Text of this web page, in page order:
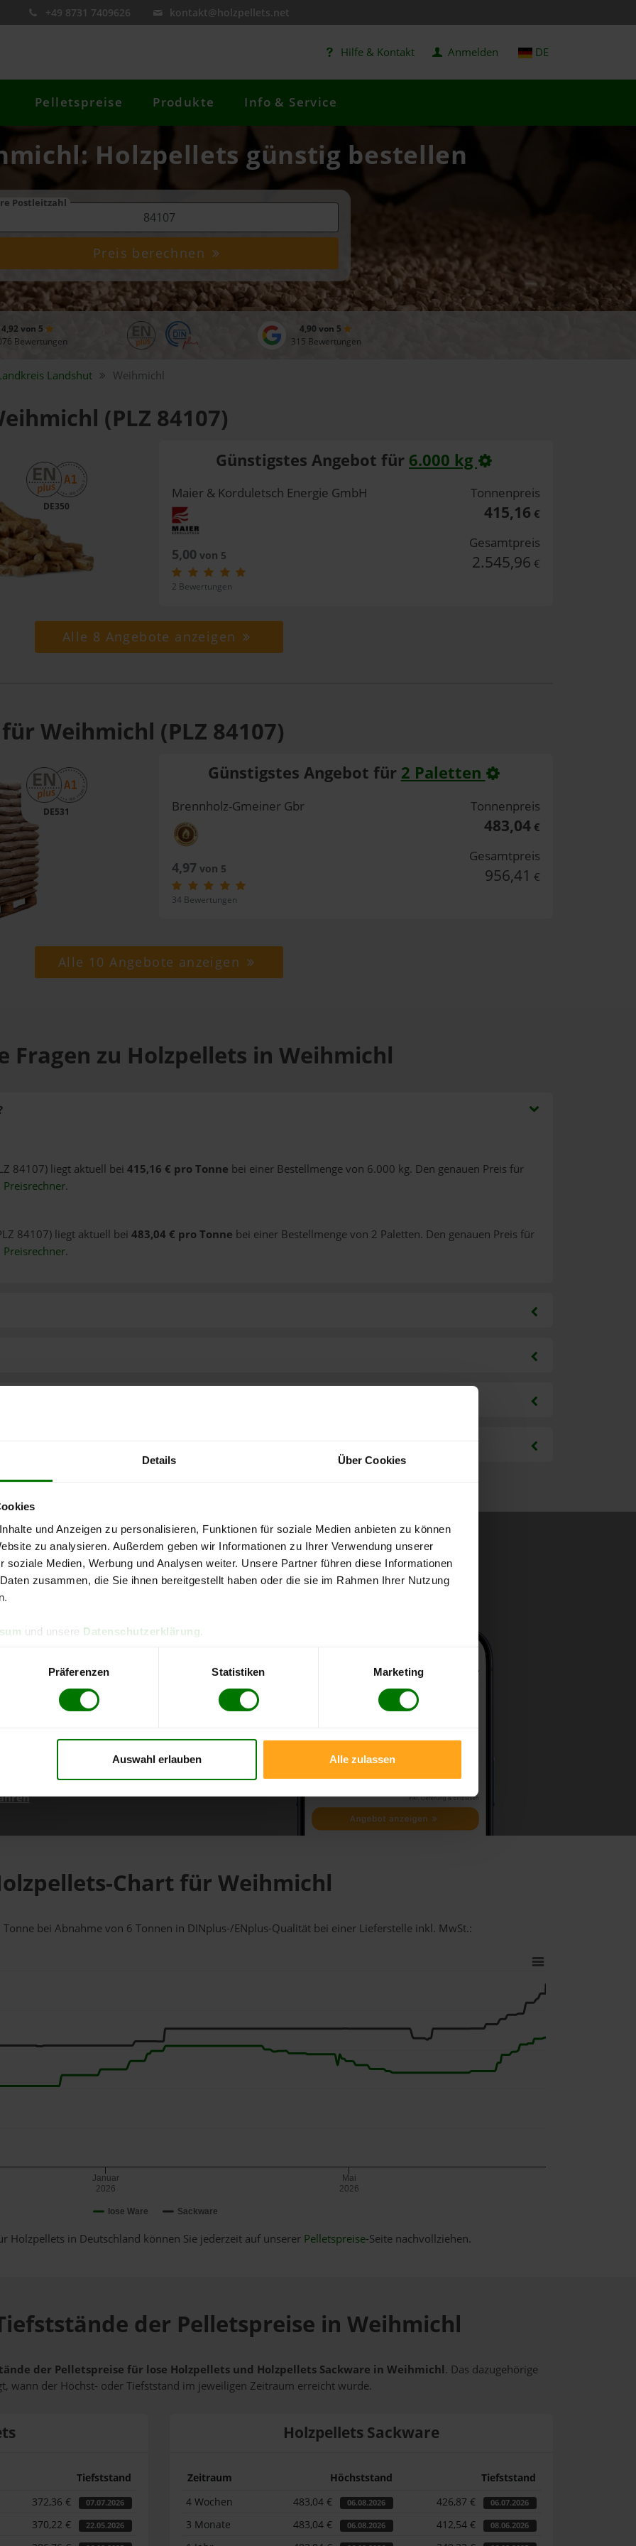
Details Über Cookies
und Anzeigen zu personalisieren, Funktionen für soziale Medien anbieten zu können
zu analysieren. Außerdem geben wir Informationen zu Ihrer Verwendung unserer
soziale Medien, Werbung und Analysen weiter. Unsere Partner führen diese Informationen
zusammen, die Sie ihnen bereitgestellt haben oder die sie im Rahmen Ihrer Nutzung
und unsere Datenschutzerklärung
Präferenzen Statistiken Marketing
Auswahl erlauben Alle zulassen
+49 8731 7409626 kontakt@holzpellets.net
Hilfe & Kontakt Anmelden DE
Pelletspreise Produkte Info & Service
Holzpellets günstig bestellen
Postleitzahl
Preis berechnen
4,92 von 5
Bewertungen
4,90 von 5
315 Bewertungen
Landshut Weihmichl
(PLZ 84107)
DE350
Günstigstes Angebot für 6.000 kg
Maier & Korduletsch Energie GmbH
5,00 von 5
2 Bewertungen
Tonnenpreis
415,16 €
Gesamtpreis
2.545,96 €
Alle 8 Angebote anzeigen
Weihmichl (PLZ 84107)
DE531
Günstigstes Angebot für 2 Paletten
Brennholz-Gmeiner Gbr
4,97von 5
34 Bewertungen
Tonnenpreis
483,04€
Gesamtpreis
956,41 €
Alle 10 Angebote anzeigen
Fragen zu Holzpellets in Weihmichl
84107) liegt aktuell bei 415,16 € pro Tonne bei einer Bestellmenge von 6.000 kg. Den genauen Preis für
Preisrechner.
84107) liegt aktuell bei 483,04 € pro Tonne bei einer Bestellmenge von 2 Paletten. Den genauen Preis für
Preisrechner.
kostenlose
direkt online bestellen
aktuellen Stand
Chart für Weihmichl
bei Abnahmevon 6 Tonnen in DINplus-/ENplus-Qualität bei einer Lieferstelle inkl. MwSt.:
lose Ware Sackware
Januar
2026
Mai
2026
Holzpellets in Deutschland können Sie jederzeit auf unserer Pelletspreise-Seite nachvollziehen.
der Pelletspreise in Weihmichl
der Pelletspreise für lose Holzpellets und Holzpellets Sackware in Weihmichl. Das dazugehörige
wann der Höchst- oder Tiefststand im jeweiligen Zeitraum erreicht wurde.
Tiefststand
372,36 € 07.07.2026
370,22 € 22.05.2026
Holzpellets Sackware
Zeitraum Höchststand
Tiefststand
4 Wochen
483,04 € 06.08.2026 426,87 € 06.07.2026
3 Monate 483,04 € 06.08.2026 412,54 € 08.06.2026